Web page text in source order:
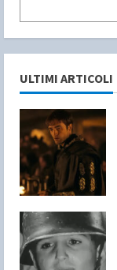
ULTIMI ARTICOLI